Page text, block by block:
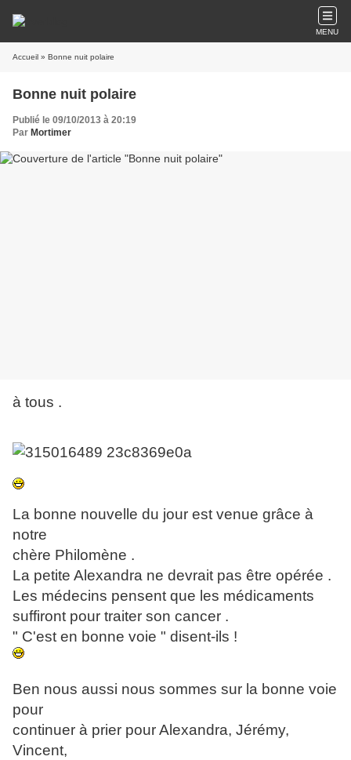
MENU
Accueil » Bonne nuit polaire
Bonne nuit polaire
Publié le 09/10/2013 à 20:19
Par Mortimer
à tous .
La bonne nouvelle du jour est venue grâce à
notre
chère Philomène .
La petite Alexandra ne devrait pas être opérée .
Les médecins pensent que les médicaments
suffiront pour traiter son cancer .
" C'est en bonne voie " disent-ils !
Ben nous aussi nous sommes sur la bonne voie
pour
continuer à prier pour Alexandra, Jérémy,
Vincent,